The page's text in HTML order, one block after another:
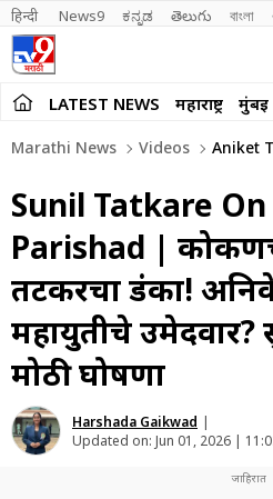
हिन्दी News9 ಕನ್ನಡ తెలుగు বাংলা
LATEST NEWS महाराष्ट्र मुंबई
Marathi News Videos Aniket
Sunil Tatkare
Parishad |
तटकरेंचा डंका!
महायुतीचे
मोठी घोषणा
Harshada Gaikwad |
Updated on: Jun 01, 2026 |